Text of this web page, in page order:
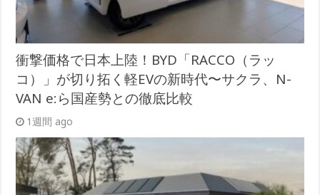
衝撃価格で日本上陸！BYD「RACCO（ラッ
コ）」が切り拓く軽EVの新時代〜サクラ、N-
VAN e:ら国産勢との徹底比較
1週間 ago